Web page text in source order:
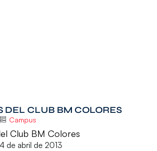
DEL CLUB BM COLORES
Campus
Club BM Colores
de abril de 2013